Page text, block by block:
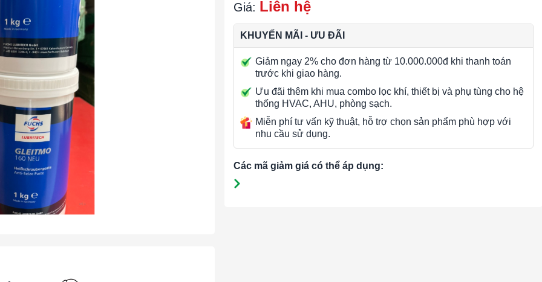
Giá: Liên hệ
KHUYẾN MÃI - ƯU ĐÃI
Giảm ngay 2% cho đơn hàng từ 10.000.000đ khi thanh toán
trước khi giao hàng.
Ưu đãi thêm khi mua combo lọc khí, thiết bị và phụ tùng cho hệ
thống HVAC, AHU, phòng sạch.
Miễn phí tư vấn kỹ thuật, hỗ trợ chọn sản phẩm phù hợp với
nhu cầu sử dụng.
Các mã giảm giá có thể áp dụng: